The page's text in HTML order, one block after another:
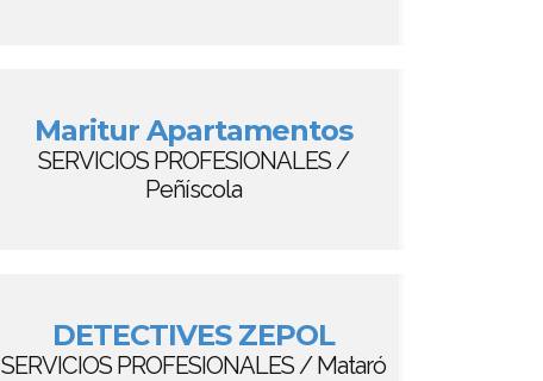
Maritur Apartamentos
SERVICIOS PROFESIONALES /
Peñíscola
DETECTIVES ZEPOL
SERVICIOS PROFESIONALES / Mataró